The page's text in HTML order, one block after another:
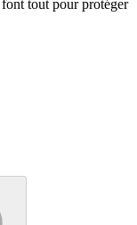
tout pour protéger